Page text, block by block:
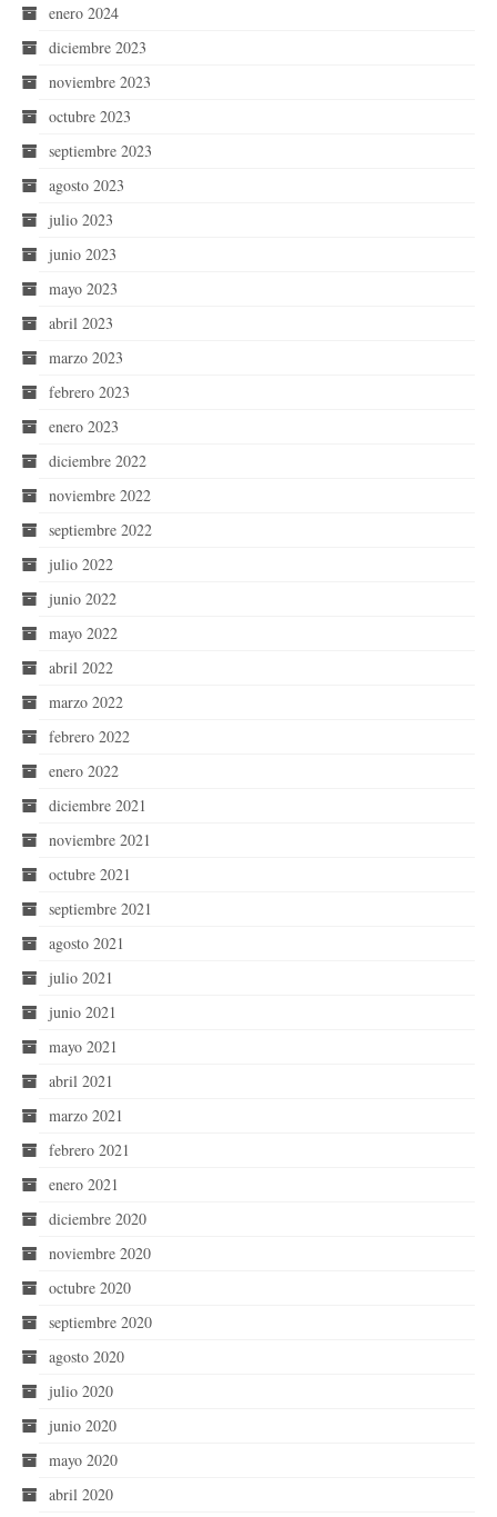
enero 2024
diciembre 2023
noviembre 2023
octubre 2023
septiembre 2023
agosto 2023
julio 2023
junio 2023
mayo 2023
abril 2023
marzo 2023
febrero 2023
enero 2023
diciembre 2022
noviembre 2022
septiembre 2022
julio 2022
junio 2022
mayo 2022
abril 2022
marzo 2022
febrero 2022
enero 2022
diciembre 2021
noviembre 2021
octubre 2021
septiembre 2021
agosto 2021
julio 2021
junio 2021
mayo 2021
abril 2021
marzo 2021
febrero 2021
enero 2021
diciembre 2020
noviembre 2020
octubre 2020
septiembre 2020
agosto 2020
julio 2020
junio 2020
mayo 2020
abril 2020